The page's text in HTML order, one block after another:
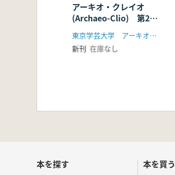
アーキオ・クレイオ
(Archaeo-Clio) 第23
号
東京学芸大学 アーキオ・クレイオ刊行会
新刊 在庫なし
本を探す 本を買う